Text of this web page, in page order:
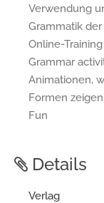
Verwendung
Grammatik
Online-
Grammar
Animationen,
Formen zeigen
Fun
Details
Verlag